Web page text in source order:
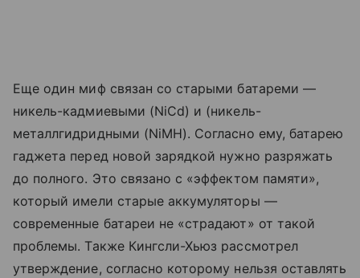
Еще один миф связан со старыми батареми —
никель-кадмиевыми (NiCd) и (никель-
металлгидридными (NiMH). Согласно ему, батарею
гаджета перед новой зарядкой нужно разряжать
до полного. Это связано с «эффектом памяти»,
который имели старые аккумуляторы —
современные батареи не «страдают» от такой
проблемы. Также Кингсли-Хьюз рассмотрел
утверждение, согласно которому нельзя оставлять